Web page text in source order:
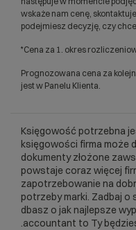
wskaże nam cenę,
podejmiesz decyzję, czy
*Cena za 1. okres
Prognozowana cena za
jest w Panelu Klienta.
Księgowość potrzebna
księgowości firma może
dokumenty złożone
powstaje coraz więcej
zapotrzebowanie na
potrzeby marki. Zadbaj
dbasz o jak najlepsze
.accountant to Ty